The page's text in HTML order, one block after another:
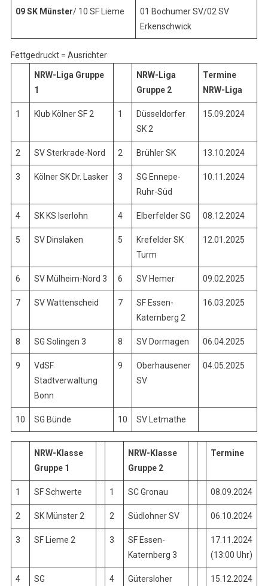
09 SK Münster/ 10 SF Lieme
01 Bochumer SV/02 SV
Erkenschwick
Fettgedruckt = Ausrichter
NRW-Liga Gruppe
1
NRW-Liga
Gruppe 2
Termine
NRW-Liga
1 Klub Kölner SF 2 1
Düsseldorfer
SK 2
15.09.2024
2 SV Sterkrade-Nord 2 Brühler SK 13.10.2024
3 Kölner SK Dr. Lasker 3
SG Ennepe-
Ruhr-Süd
10.11.2024
4 SK KS Iserlohn 4 Elberfelder SG 08.12.2024
5 SV Dinslaken 5
Krefelder SK
Turm
12.01.2025
6 SV Mülheim-Nord 3 6 SV Hemer 09.02.2025
7 SV Wattenscheid 7
SF Essen-
Katernberg 2
16.03.2025
8 SG Solingen 3 8 SV Dormagen 06.04.2025
9
VdSF
Stadtverwaltung
Bonn
9
Oberhausener
SV
04.05.2025
10 SG Bünde 10 SV Letmathe
NRW-Klasse
Gruppe 1
NRW-Klasse
Gruppe 2
Termine
1 SF Schwerte 1 SC Gronau 08.09.2024
2 SK Münster 2 2 Südlohner SV 06.10.2024
3 SF Lieme 2 3
SF Essen-
Katernberg 3
17.11.2024
(13:00 Uhr)
4
SG
4
Gütersloher
15.12.2024